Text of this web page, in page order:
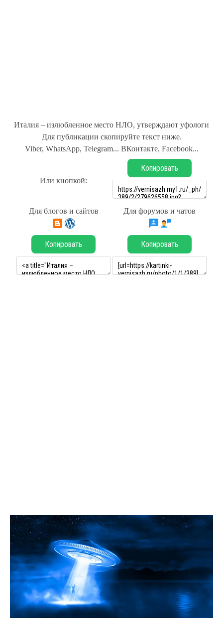
Италия – излюбленное место НЛО, утверждают уфологи
Для публикации скопируйте текст ниже.
Viber, WhatsApp, Telegram... ВКонтакте, Facebook...
Или кнопкой:
Копировать
Для блогов и сайтов Для форумов и чатов
Копировать Копировать